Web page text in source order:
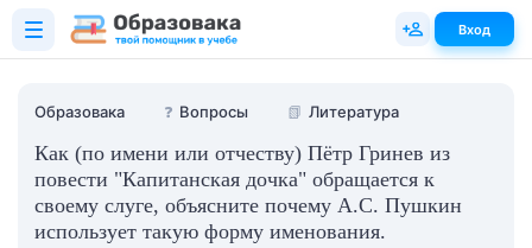
Образовака ❓ Вопросы 📗 Литература
Как (по имени или отчеству) Пётр Гринев из
повести "Капитанская дочка" обращается к
своему слуге, объясните почему А.С. Пушкин
использует такую форму именования.
Вход